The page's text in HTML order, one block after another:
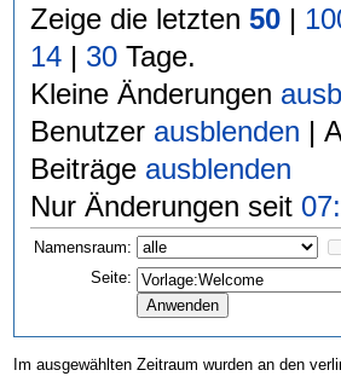
Zeige die letzten 50|
14| 30Tage.
Kleine Änderungen
Benutzer ausblenden |
Beiträge ausblenden
Nur Änderungen seit
Namensraum:
Seite:
Im ausgewählten Zeitraum wurden an den